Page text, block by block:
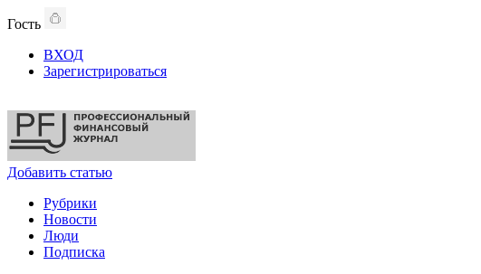
Гость
ВХОД
Зарегистрироваться
Добавить статью
Рубрики
Новости
Люди
Подписка